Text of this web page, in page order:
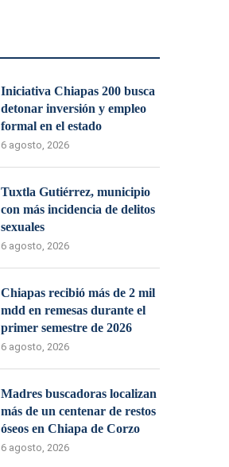
Iniciativa Chiapas 200 busca
detonar inversión y empleo
formal en el estado
6 agosto, 2026
Tuxtla Gutiérrez, municipio
con más incidencia de delitos
sexuales
6 agosto, 2026
Chiapas recibió más de 2 mil
mdd en remesas durante el
primer semestre de 2026
6 agosto, 2026
Madres buscadoras localizan
más de un centenar de restos
óseos en Chiapa de Corzo
6 agosto, 2026